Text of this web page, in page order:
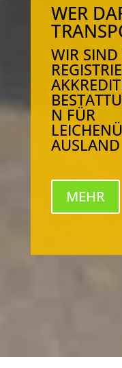
WER
WIR SIND
N FÜR
AUSLAND
MEHR